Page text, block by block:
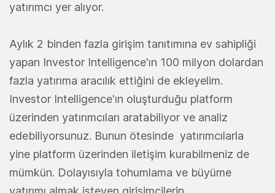
yatırımcı yer alıyor.
Aylık 2 binden fazla girişim tanıtımına ev sahipliği
yapan Investor Intelligence'ın 100 milyon dolardan
fazla yatırıma aracılık ettiğini de ekleyelim.
Investor Intelligence'ın oluşturduğu platform
üzerinden yatırımcıları aratabiliyor ve analiz
edebiliyorsunuz. Bunun ötesinde yatırımcılarla
yine platform üzerinden iletişim kurabilmeniz de
mümkün. Dolayısıyla tohumlama ve büyüme